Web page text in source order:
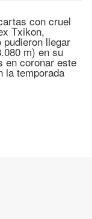
con cruel
Txikon,
llegar
m) en su
en coronar este
la temporada